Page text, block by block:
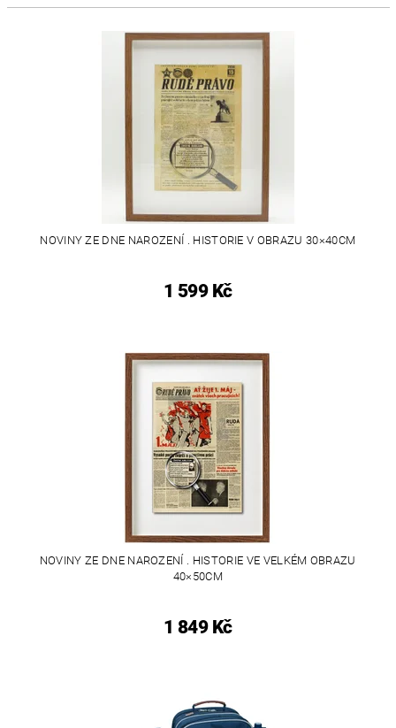
NOVINY ZE DNE NAROZENÍ . HISTORIE V OBRAZU 30×40CM
1 599 Kč
NOVINY ZE DNE NAROZENÍ . HISTORIE VE VELKÉM OBRAZU
40×50CM
1 849 Kč